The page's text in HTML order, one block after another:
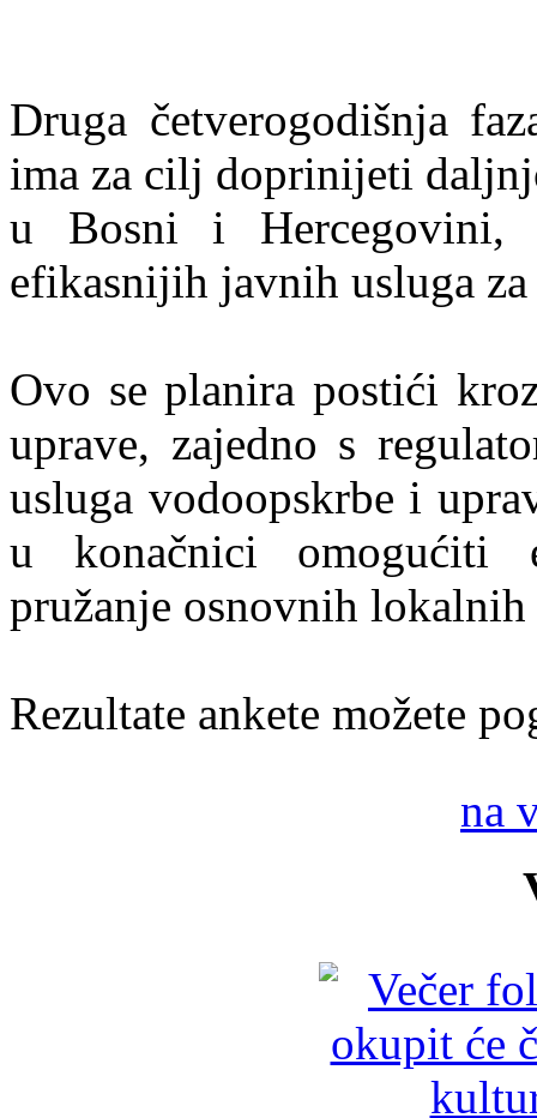
Druga četverogodišnja
ima za cilj doprinijeti
u Bosni i
efikasnijih javnih usluga za
Ovo se planira postići
uprave, zajedno s
usluga vodoopskrbe i
u konačnici omogućiti
pružanje osnovnih lokalnih
Rezultate ankete možete
na